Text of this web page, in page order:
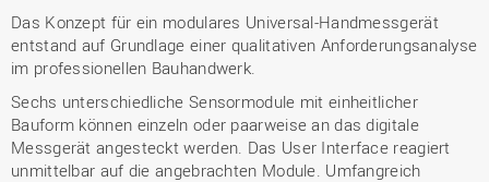
Das Konzept für ein modulares Universal-Handmessgerät
entstand auf Grundlage einer qualitativen Anforderungsanalyse
im professionellen Bauhandwerk.
Sechs unterschiedliche Sensormodule mit einheitlicher
Bauform können einzeln oder paarweise an das digitale
Messgerät angesteckt werden. Das User Interface reagiert
unmittelbar auf die angebrachten Module. Umfangreich